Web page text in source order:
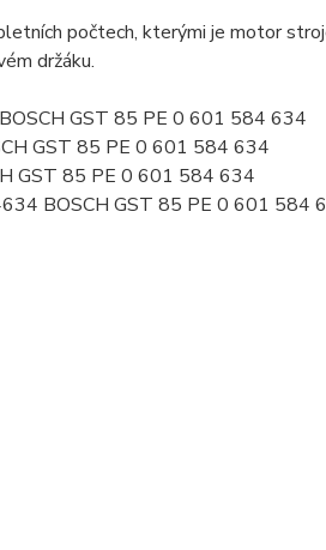
počtech, kterými je motor
držáku.
GST 85 PE 0 601 584 634
GST 85 PE 0 601 584 634
GST 85 PE 0 601 584 634
BOSCH GST 85 PE 0 601 584